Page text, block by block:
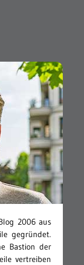
2006 aus
gegründet.
Bastion der
vertreiben